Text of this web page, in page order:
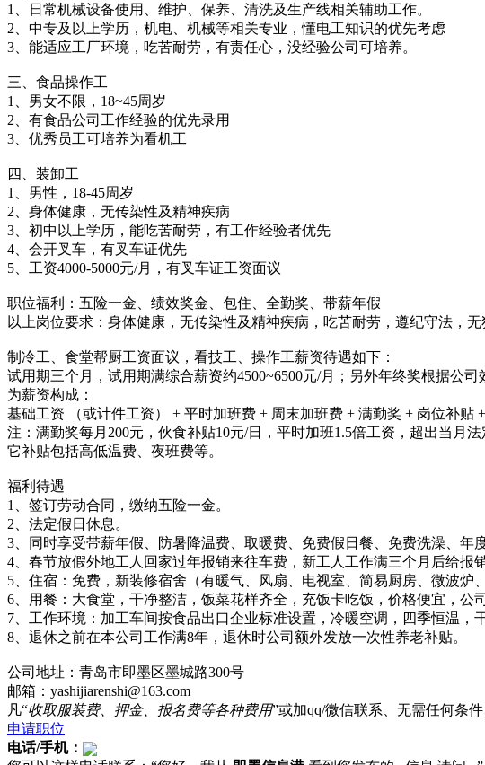
1、日常机械设备使用、维护、保养、清洗及生产线相关辅助工作。
2、中专及以上学历，机电、机械等相关专业，懂电工知识的优先考虑
3、能适应工厂环境，吃苦耐劳，有责任心，没经验公司可培养。
三、食品操作工
1、男女不限，18~45周岁
2、有食品公司工作经验的优先录用
3、优秀员工可培养为看机工
四、装卸工
1、男性，18-45周岁
2、身体健康，无传染性及精神疾病
3、初中以上学历，能吃苦耐劳，有工作经验者优先
4、会开叉车，有叉车证优先
5、工资4000-5000元/月，有叉车证工资面议
职位福利：五险一金、绩效奖金、包住、全勤奖、带薪年假
以上岗位要求：身体健康，无传染性及精神疾病，吃苦耐劳，遵纪守法，无
制冷工、食堂帮厨工资面议，看技工、操作工薪资待遇如下：
试用期三个月，试用期满综合薪资约4500~6500元/月；另外年终奖根据公
为薪资构成：
基础工资 （或计件工资） + 平时加班费 + 周末加班费 + 满勤奖 + 岗位补贴
注：满勤奖每月200元，伙食补贴10元/日，平时加班1.5倍工资，超出当月
它补贴包括高低温费、夜班费等。
福利待遇
1、签订劳动合同，缴纳五险一金。
2、法定假日休息。
3、同时享受带薪年假、防暑降温费、取暖费、免费假日餐、免费洗澡、年
4、春节放假外地工人回家过年报销来往车费，新工人工作满三个月后给报
5、住宿：免费，新装修宿舍（有暖气、风扇、电视室、简易厨房、微波炉
6、用餐：大食堂，干净整洁，饭菜花样齐全，充饭卡吃饭，价格便宜，公
7、工作环境：加工车间按食品出口企业标准设置，冷暖空调，四季恒温，
8、退休之前在本公司工作满8年，退休时公司额外发放一次性养老补贴。
公司地址：青岛市即墨区墨城路300号
邮箱：yashijiarenshi@163.com
凡“收取服装费、押金、报名费等各种费用”或加qq/微信联系、无需任何条
申请职位
电话/手机：